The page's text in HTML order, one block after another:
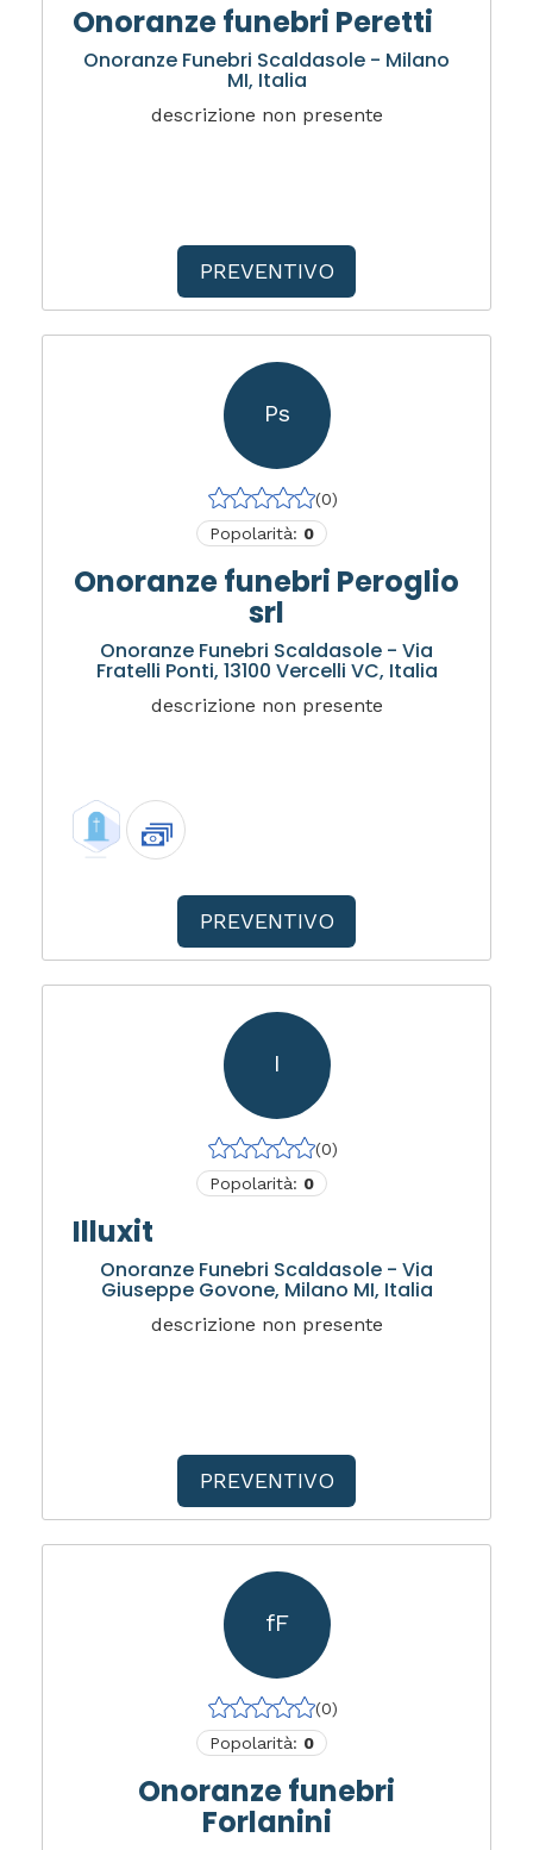
Onoranze funebri Peretti
Onoranze Funebri Scaldasole - Milano
MI, Italia
descrizione non presente
PREVENTIVO
Ps
(0)
Popolarità: 0
Onoranze funebri Peroglio
srl
Onoranze Funebri Scaldasole - Via
Fratelli Ponti, 13100 Vercelli VC, Italia
descrizione non presente
PREVENTIVO
I
(0)
Popolarità: 0
Illuxit
Onoranze Funebri Scaldasole - Via
Giuseppe Govone, Milano MI, Italia
descrizione non presente
PREVENTIVO
fF
(0)
Popolarità: 0
Onoranze funebri
Forlanini